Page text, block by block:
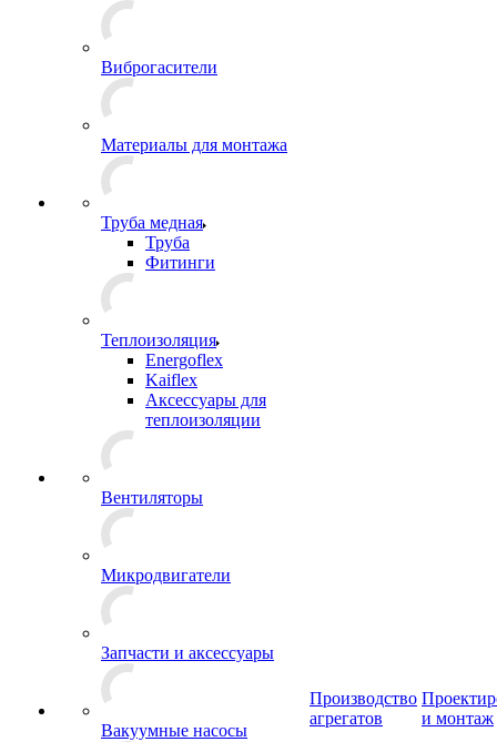
Виброгасители
Материалы для монтажа
Труба медная
Труба
Фитинги
Теплоизоляция
Energoflex
Kaiflex
Аксессуары для
теплоизоляции
Вентиляторы
Микродвигатели
Запчасти и аксессуары
Вакуумные насосы
Производство
агрегатов
и монтаж